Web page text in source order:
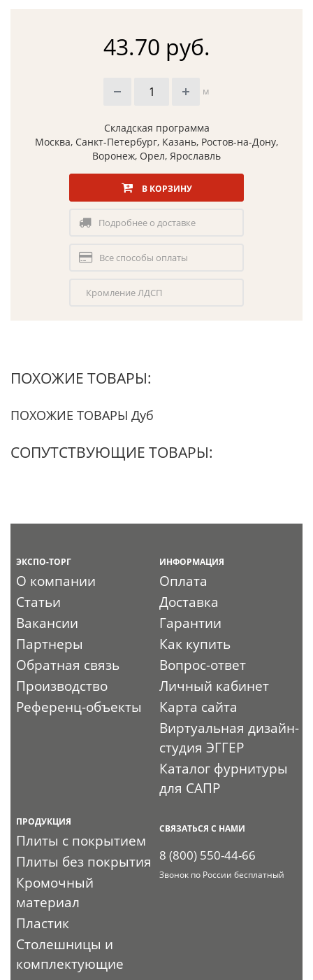
43.70 руб.
м
Складская программа
Москва, Санкт-Петербург, Казань, Ростов-на-Дону,
Воронеж, Орел, Ярославль
В КОРЗИНУ
Подробнее о доставке
Все способы оплаты
Кромление ЛДСП
ПОХОЖИЕ ТОВАРЫ:
ПОХОЖИЕ ТОВАРЫ Дуб
СОПУТСТВУЮЩИЕ ТОВАРЫ:
ЭКСПО-ТОРГ
О компании
Статьи
Вакансии
Партнеры
Обратная связь
Производство
Референц-объекты
ИНФОРМАЦИЯ
Оплата
Доставка
Гарантии
Как купить
Вопрос-ответ
Личный кабинет
Карта сайта
Виртуальная дизайн-
студия ЭГГЕР
Каталог фурнитуры
для САПР
ПРОДУКЦИЯ
Плиты с покрытием
Плиты без покрытия
Кромочный
материал
Пластик
Столешницы и
комплектующие
СВЯЗАТЬСЯ С НАМИ
8 (800) 550-44-66
Звонок по России бесплатный